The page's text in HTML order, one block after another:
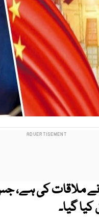
ملاقات کی ہے،
کیا گیا۔